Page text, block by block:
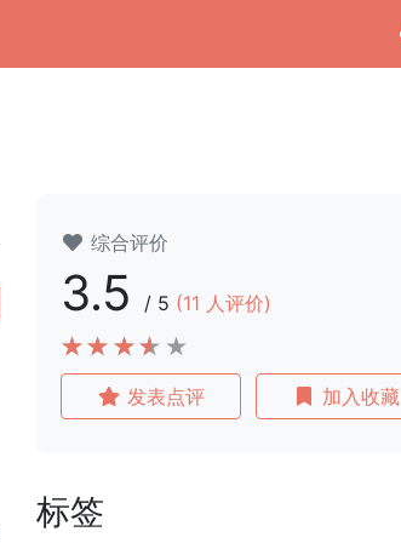
综合评价
3.5 / 5 (11 人评价)
发表点评 加入收藏
标签